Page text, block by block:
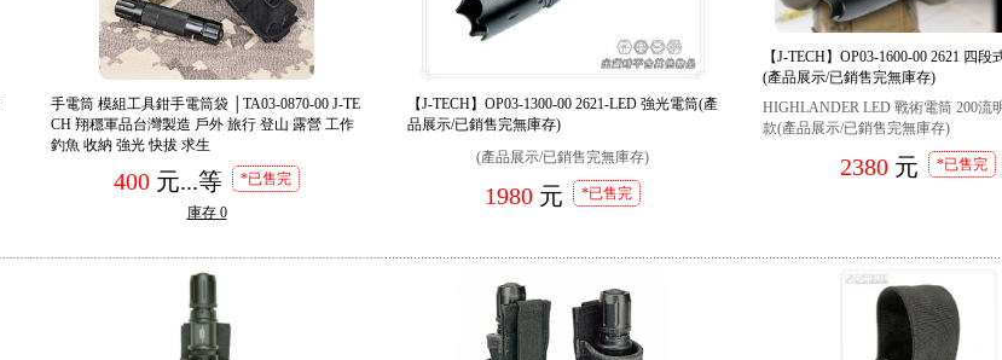
手電筒 模組工具鉗手電筒袋 │TA03-0870-00 J-TE
CH 翔穩軍品台灣製造 戶外 旅行 登山 露營 工作
釣魚 收納 強光 快拔 求生
400 元...等
*已售完
庫存 0
【J-TECH】OP03-1300-00 2621-LED 強光電筒(產
品展示/已銷售完無庫存)
(產品展示/已銷售完無庫存)
1980 元 *已售完
【J-TECH】OP03-1600-00 2621 四段
(產品展示/已銷售完無庫存)
HIGHLANDER LED 戰術電筒 200流
款(產品展示/已銷售完無庫存)
2380 元 *已售完